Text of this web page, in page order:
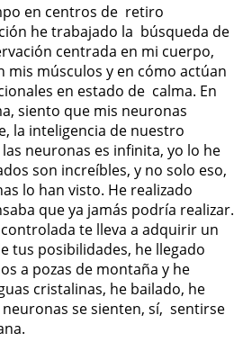
en centros de retiro
he trabajado la búsqueda de
centrada en mi cuerpo,
mis músculos y en cómo actúan
en estado de calma. En
siento que mis neuronas
la inteligencia de nuestro
neuronas es infinita, yo lo he
son increíbles, y no solo eso,
lo han visto. He realizado
que ya jamás podría realizar.
te lleva a adquirir un
tus posibilidades, he llegado
a pozas de montaña y he
cristalinas, he bailado, he
se sienten, sí, sentirse